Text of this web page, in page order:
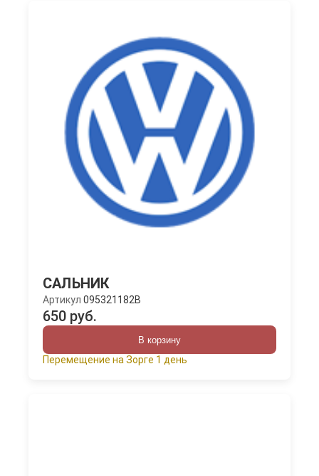
САЛЬНИК
Артикул 095321182B
650 руб.
В корзину
Перемещение на Зорге 1 день